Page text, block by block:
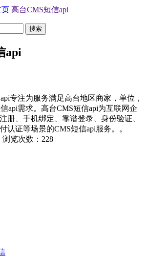
页 高台CMS短信api
搜索
api
专注为服务满足高台地区商家，单位，
api需求。高台CMS短信api为互联网企
册、手机绑定、靠谱登录、身份验证、
认证等场景的CMS短信api服务。。
浏览次数：228